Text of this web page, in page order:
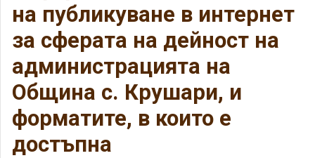
на публикуване в интернет
за сферата на дейност на
администрацията на
Община с. Крушари, и
форматите, в които е
достъпна